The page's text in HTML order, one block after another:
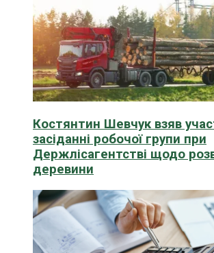
Костянтин Шевчук взяв
засіданні робочої групи при
Держлісагентстві щодо
деревини